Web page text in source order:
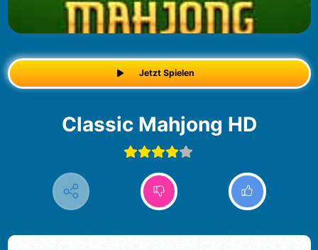
Jetzt Spielen
Classic Mahjong HD